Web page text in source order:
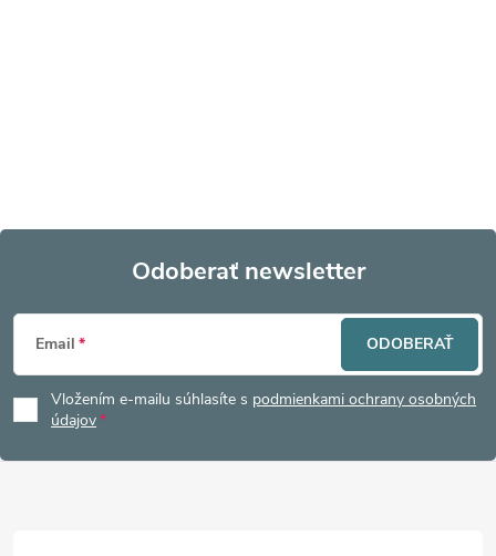
Z
á
p
Odoberať newsletter
Email
Vložením e-mailu súhlasíte s podmienkami ochrany osobných
údajov
ODOBERAŤ